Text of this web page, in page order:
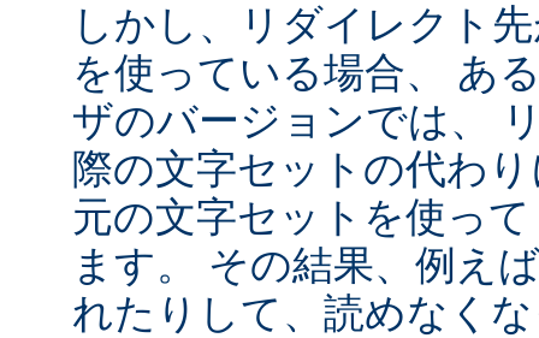
しかし、リダイレクト
を使っている場合、 あ
ザのバージョンでは、
際の文字セットの代わ
元の文字セットを使っ
ます。 その結果、例え
れたりして、読めなく